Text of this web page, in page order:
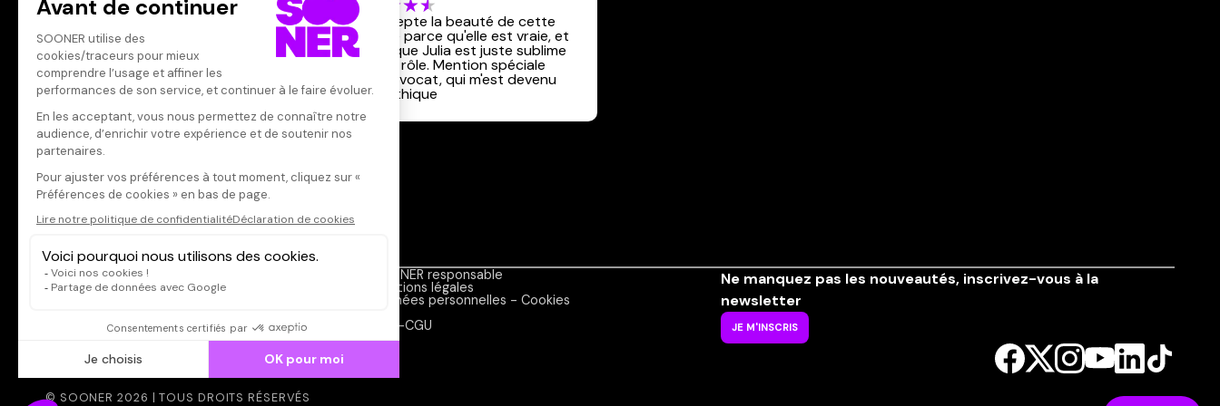
Votre commentaire
Il faut vous connecter pour
publier un avis
CONNEXION
on accepte la beauté de cette
histoire parce qu'elle est vraie, et
parce que Julia est juste sublime
dans le rôle. Mention spéciale
pour l'avocat, qui m'est devenu
sympathique
Dispo dans l'abonnement
Contacts
SOONER responsable
Mentions légales
Données personnelles - Cookies
CGV-CGU
Ne manquez pas les nouveautés, inscrivez-vous à la
newsletter
JE M'INSCRIS
© SOONER 2026 | TOUS DROITS RÉSERVÉS